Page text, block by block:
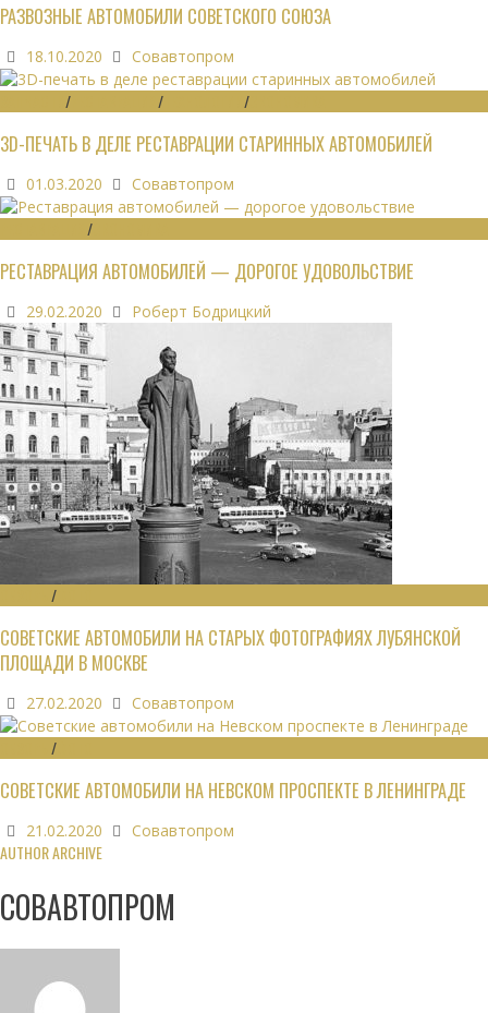
РАЗВОЗНЫЕ АВТОМОБИЛИ СОВЕТСКОГО СОЮЗА
18.10.2020 Совавтопром
/ / /
3D-ПЕЧАТЬ В ДЕЛЕ РЕСТАВРАЦИИ СТАРИННЫХ АВТОМОБИЛЕЙ
01.03.2020 Совавтопром
/
РЕСТАВРАЦИЯ АВТОМОБИЛЕЙ — ДОРОГОЕ УДОВОЛЬСТВИЕ
29.02.2020 Роберт Бодрицкий
/
СОВЕТСКИЕ АВТОМОБИЛИ НА СТАРЫХ ФОТОГРАФИЯХ ЛУБЯНСКОЙ
ПЛОЩАДИ В МОСКВЕ
27.02.2020 Совавтопром
/
СОВЕТСКИЕ АВТОМОБИЛИ НА НЕВСКОМ ПРОСПЕКТЕ В ЛЕНИНГРАДЕ
21.02.2020 Совавтопром
AUTHOR ARCHIVE
СОВАВТОПРОМ